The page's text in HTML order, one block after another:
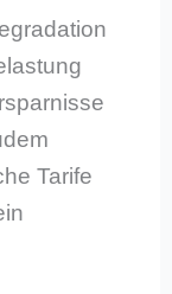
Tarife